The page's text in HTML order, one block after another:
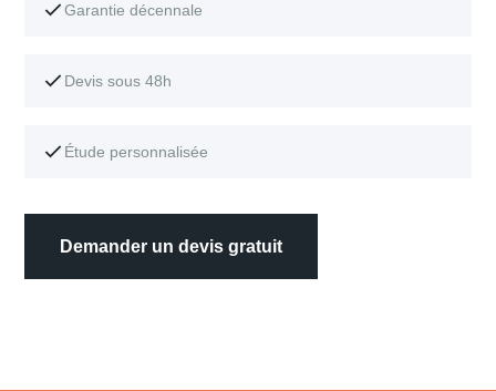
Garantie décennale
Devis sous 48h
Étude personnalisée
Demander un devis gratuit